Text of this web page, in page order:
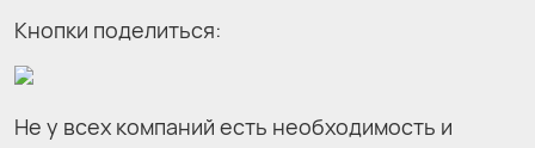
Кнопки поделиться:
Не у всех компаний есть необходимость и